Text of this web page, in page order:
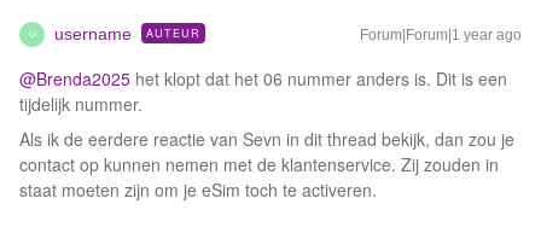
U username AUTEUR Forum|Forum|1 year ago
@Brenda2025 het klopt dat het 06 nummer anders is. Dit is een
tijdelijk nummer.
Als ik de eerdere reactie van Sevn in dit thread bekijk, dan zou je
contact op kunnen nemen met de klantenservice. Zij zouden in
staat moeten zijn om je eSim toch te activeren.